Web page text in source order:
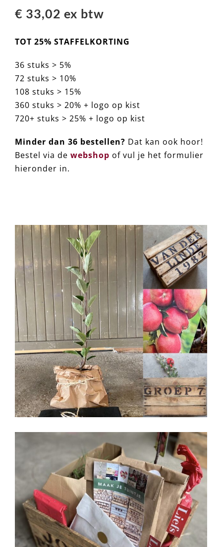
€ 33,02 ex btw
TOT 25% STAFFELKORTING
36 stuks > 5%
72 stuks > 10%
108 stuks > 15%
360 stuks > 20% + logo op kist
720+ stuks > 25% + logo op kist
Minder dan 36 bestellen? Dat kan ook hoor!
Bestel via de webshop of vul je het formulier
hieronder in.